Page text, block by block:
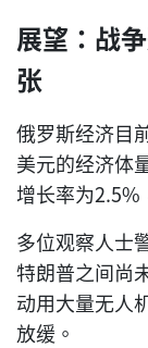
展望：战
张
俄罗斯经济目
美元的经济体
增长率为2.5%
多位观察人士
特朗普之间尚
动用大量无人
放缓。